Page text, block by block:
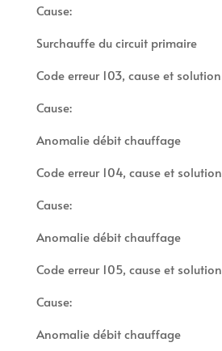
Cause:
Surchauffe du circuit primaire
Code erreur 103, cause et solution
Cause:
Anomalie débit chauffage
Code erreur 104, cause et solution
Cause:
Anomalie débit chauffage
Code erreur 105, cause et solution
Cause:
Anomalie débit chauffage